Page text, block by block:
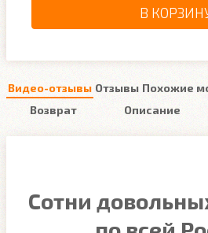
В
Видео-отзывы Отзывы Похожие
Возврат
Описание
Сотни